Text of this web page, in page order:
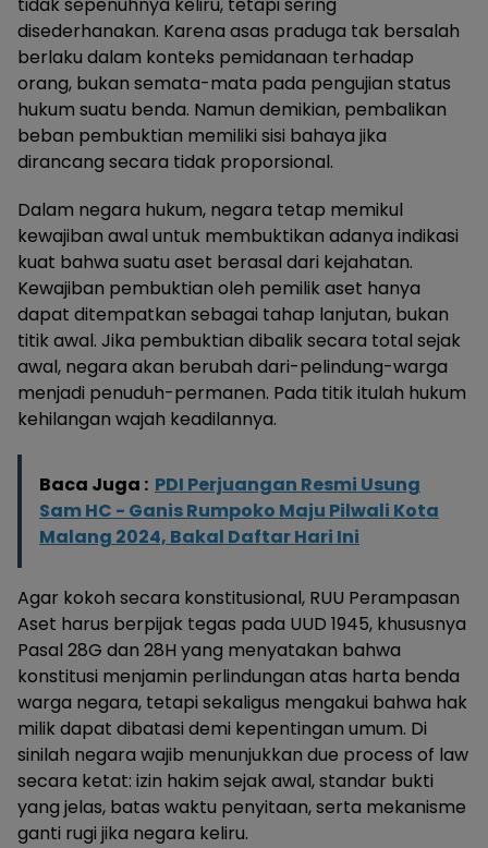
tidak sepenuhnya keliru, tetapi sering
disederhanakan. Karena asas praduga tak bersalah
berlaku dalam konteks pemidanaan terhadap
orang, bukan semata-mata pada pengujian status
hukum suatu benda. Namun demikian, pembalikan
beban pembuktian memiliki sisi bahaya jika
dirancang secara tidak proporsional.
Dalam negara hukum, negara tetap memikul
kewajiban awal untuk membuktikan adanya indikasi
kuat bahwa suatu aset berasal dari kejahatan.
Kewajiban pembuktian oleh pemilik aset hanya
dapat ditempatkan sebagai tahap lanjutan, bukan
titik awal. Jika pembuktian dibalik secara total sejak
awal, negara akan berubah dari-pelindung-warga
menjadi penuduh-permanen. Pada titik itulah hukum
kehilangan wajah keadilannya.
Baca Juga : PDI Perjuangan Resmi Usung
Sam HC - Ganis Rumpoko Maju Pilwali Kota
Malang 2024, Bakal Daftar Hari Ini
Agar kokoh secara konstitusional, RUU Perampasan
Aset harus berpijak tegas pada UUD 1945, khususnya
Pasal 28G dan 28H yang menyatakan bahwa
konstitusi menjamin perlindungan atas harta benda
warga negara, tetapi sekaligus mengakui bahwa hak
milik dapat dibatasi demi kepentingan umum. Di
sinilah negara wajib menunjukkan due process of law
secara ketat: izin hakim sejak awal, standar bukti
yang jelas, batas waktu penyitaan, serta mekanisme
ganti rugi jika negara keliru.